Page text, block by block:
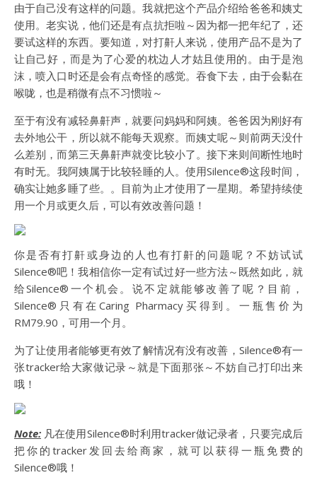
由于自己没有这样的问题。我就把这个产品介绍给爸爸和姨丈
使用。老实说，他们还是有点抗拒啦～因为都一把年纪了，还
要试这样的东西。要知道，对打鼾人来说，使用产品不是为了
让自己好，而是为了心爱的枕边人才姑且使用的。由于是泡
沫，喷入口时还是会有点奇怪的感觉。吞食下去，由于会黏在
喉咙，也是稍微有点不习惯啦～
至于有没有减轻鼻鼾声，就要问妈妈和阿姨。爸爸因为刚好有
去外地公干，所以就不能每天观察。而姨丈呢～则前两天没什
么差别，而第三天鼻鼾声就变比较小了。接下来则间断性地时
有时无。我阿姨属于比较轻睡的人。使用Silence®这段时间，
确实让她多睡了些。。目前为止才使用了一星期。希望持续使
用一个月或更久后，可以有效改善问题！
你是否有打鼾或身边的人也有打鼾的问题呢？不妨试试
Silence®吧！我相信你一定有试过好一些方法～既然如此，就
给Silence®一个机会。说不定就能够改善了呢？目前，
Silence®只有在Caring Pharmacy买得到。一瓶售价为
RM79.90，可用一个月。
为了让使用者能够更有效了解情况有没有改善，Silence®有一
张tracker给大家做记录～就是下面那张～不妨自己打印出来
哦！
Note: 凡在使用Silence®时利用tracker做记录者，只要完成后
把你的tracker发回去给商家，就可以获得一瓶免费的
Silence®哦！